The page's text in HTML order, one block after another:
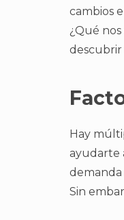
cambios
¿Qué
descubrir
Hay
ayudarte
demanda
Sin